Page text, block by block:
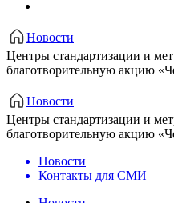
Новости
Центры стандартизации и
благотворительную акцию
Новости
Центры стандартизации и
благотворительную акцию
Новости
Контакты для СМИ